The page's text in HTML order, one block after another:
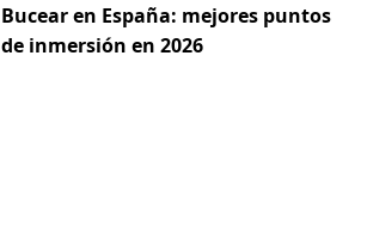
Bucear en España: mejores puntos
de inmersión en 2026